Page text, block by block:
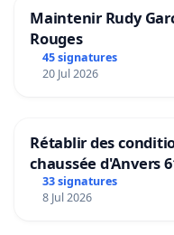
Maintenir Rudy
Rouges
45 signatures
20 Jul 2026
Rétablir des
chaussée d'Anvers
33 signatures
8 Jul 2026